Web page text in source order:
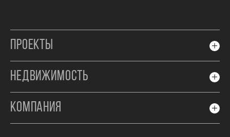
ПРОЕКТЫ
НЕДВИЖИМОСТЬ
КОМПАНИЯ